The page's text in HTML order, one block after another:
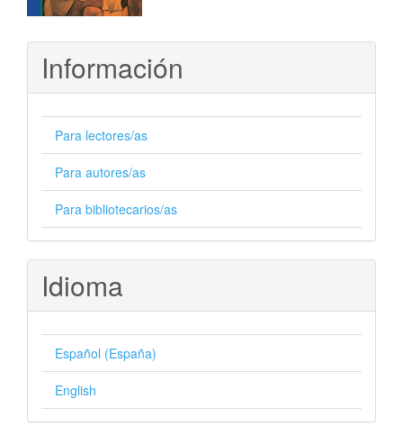
Información
Para lectores/as
Para autores/as
Para bibliotecarios/as
Idioma
Español (España)
English